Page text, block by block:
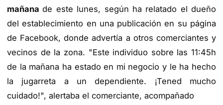
mañanade este lunes, según ha relatado el dueño
del establecimiento en una publicación en su página
de Facebook, donde advertía a otros comerciantes y
vecinos de la zona. "Este individuo sobre las 11:45h
de la mañana ha estado en mi negocio y le ha hecho
la jugarreta a un dependiente. ¡Tened mucho
cuidado!", alertaba el comerciante, acompañado